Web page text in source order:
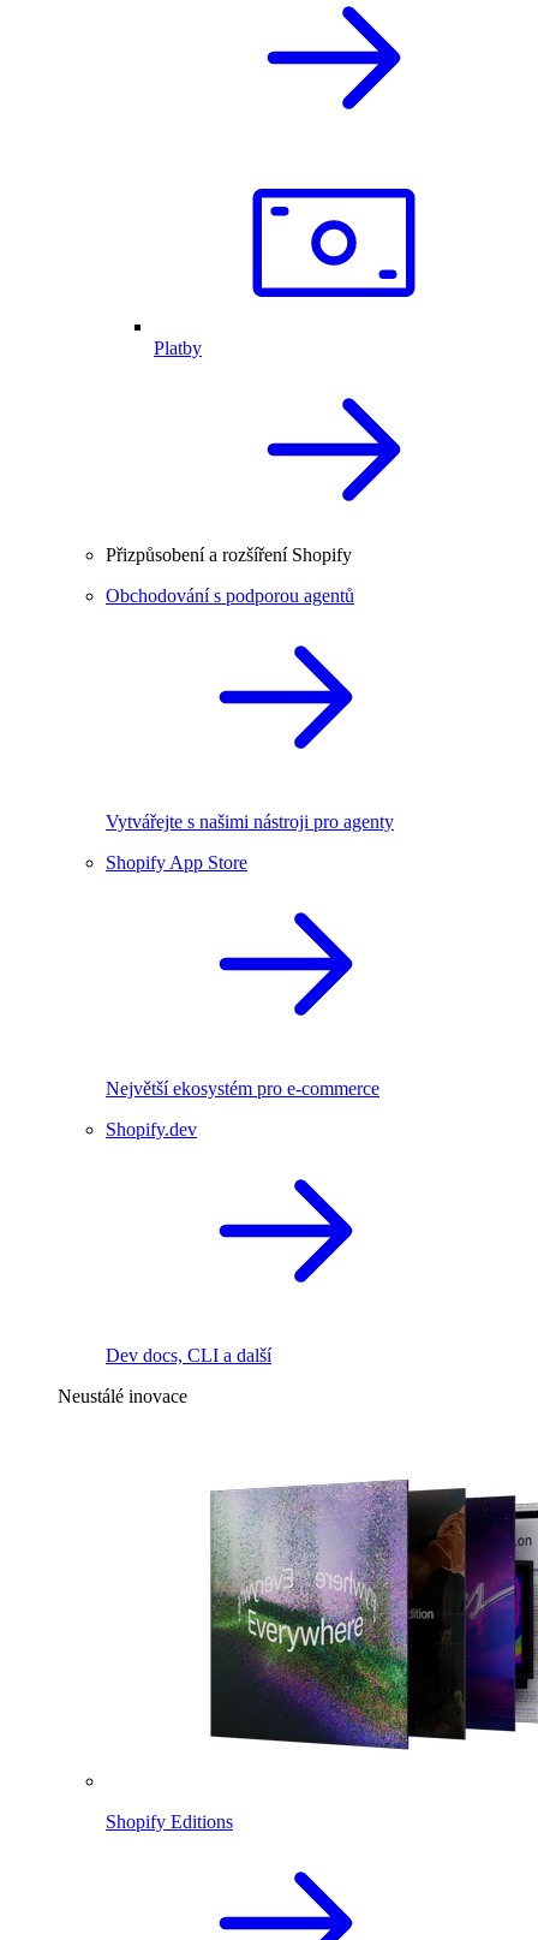
Platby
Přizpůsobení a rozšíření Shopify
Obchodování s podporou agentů
Vytvářejte s našimi nástroji pro agenty
Shopify App Store
Největší ekosystém pro e-commerce
Shopify.dev
Dev docs, CLI a další
Neustálé inovace
Shopify Editions